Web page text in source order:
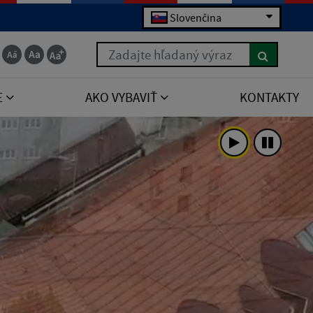
Slovenčina
Zadajte hľadaný výraz
AKO VYBAVIŤ KONTAKTY